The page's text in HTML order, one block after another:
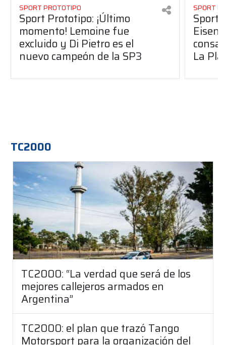
SPORT PROTOTIPO
Sport Prototipo: ¡Último
momento! Lemoine fue
excluido y Di Pietro es el
nuevo campeón de la SP3
SPORT
Sport
La
TC2000
TC2000: “La verdad que será de los
mejores callejeros armados en
Argentina”
TC2000: el plan que trazó Tango
Motorsport para la organización del